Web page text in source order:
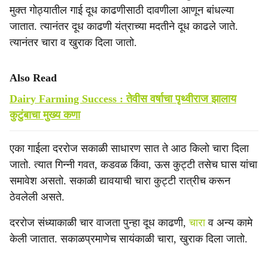
मुक्त गोठ्यातील गाई दूध काढणीसाठी दावणीला आणून बांधल्या
जातात. त्यानंतर दूध काढणी यंत्राच्या मदतीने दूध काढले जाते.
त्यानंतर चारा व खुराक दिला जातो.
Also Read
Dairy Farming Success : तेवीस वर्षाचा पृथ्वीराज झालाय
कुटुंबाचा मुख्य कणा
एका गाईला दररोज सकाळी साधारण सात ते आठ किलो चारा दिला
जातो. त्यात गिन्नी गवत, कडवळ किंवा, ऊस कुट्टी तसेच घास यांचा
समावेश असतो. सकाळी द्यावयाची चारा कुट्टी रात्रीच करून
ठेवलेली असते.
दररोज संध्याकाळी चार वाजता पुन्हा दूध काढणी,चाराव अन्य कामे
केली जातात. सकाळप्रमाणेच सायंकाळी चारा, खुराक दिला जातो.